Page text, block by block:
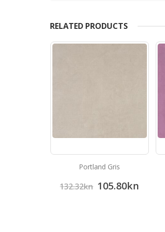
RELATED PRODUCTS
Prisma Lila
142.05kn 113.62kn